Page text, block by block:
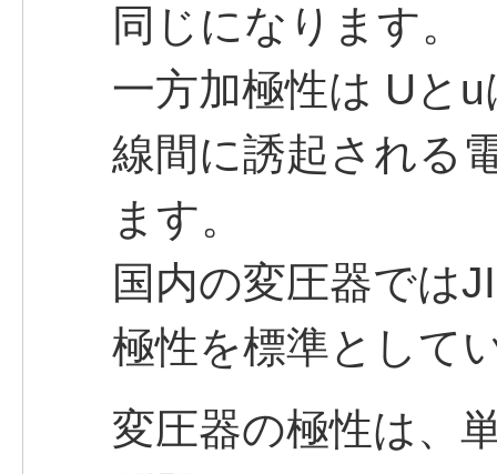
同じになります。
一方加極性は Uと
線間に誘起される
ます。
国内の変圧器では
極性を標準として
変圧器の極性は、